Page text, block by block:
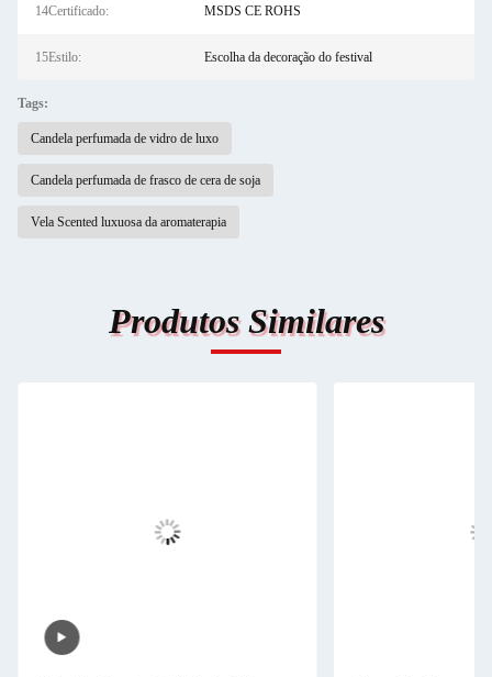
14Certificado: MSDS CE ROHS
15Estilo: Escolha da decoração do festival
Tags:
Candela perfumada de vidro de luxo
Candela perfumada de frasco de cera de soja
Vela Scented luxuosa da aromaterapia
Produtos Similares